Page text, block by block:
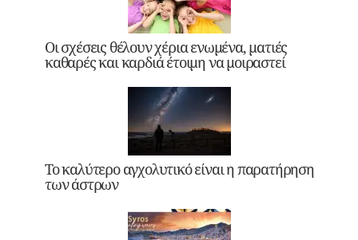
Οι σχέσεις θέλουν χέρια ενωμένα, ματιές
καθαρές και καρδιά έτοιμη να μοιραστεί
Το καλύτερο αγχολυτικό είναι η παρατήρηση
των άστρων